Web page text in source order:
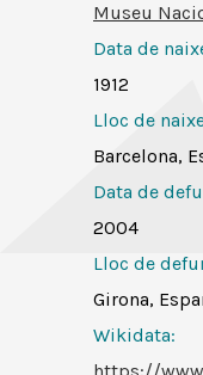
Museu
Data de
1912
Lloc de
Barcelona,
Data de
2004
Lloc de
Girona,
Wikidata: